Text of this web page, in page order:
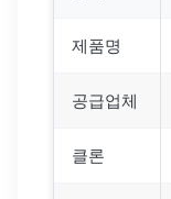
제품명
공급업체
클론